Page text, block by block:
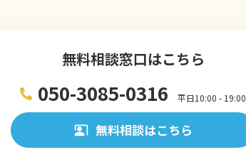
無料相談窓口はこちら
050-3085-0316 平日10:00 - 19:00
無料相談はこちら